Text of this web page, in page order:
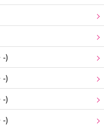
-)
-)
-)
-)